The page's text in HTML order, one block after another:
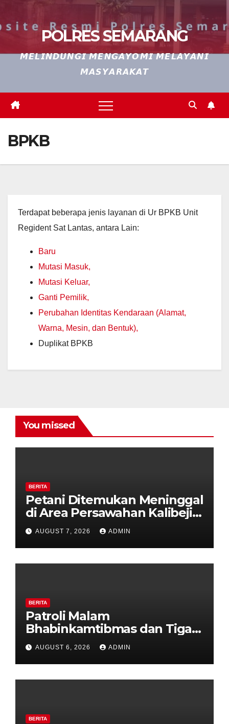
POLRES SEMARANG
𝙈𝙀𝙇𝙄𝙉𝘿𝙐𝙉𝙂𝙄 𝙈𝙀𝙉𝙂𝘼𝙔𝙊𝙈𝙄 𝙈𝙀𝙇𝘼𝙔𝘼𝙉𝙄
𝙈𝘼𝙎𝙔𝘼𝙍𝘼𝙆𝘼𝙏
BPKB
Terdapat beberapa jenis layanan di Ur BPKB Unit
Regident Sat Lantas, antara Lain:
Baru
Mutasi Masuk,
Mutasi Keluar,
Ganti Pemilik,
Perubahan Identitas Kendaraan (Alamat,
Warna, Mesin, dan Bentuk),
Duplikat BPKB
You missed
BERITA
Petani Ditemukan Meninggal
di Area Persawahan Kalibeji,
Polisi Pastikan Tidak Ada
Tanda Kekerasan
AUGUST 7, 2026 ADMIN
BERITA
Patroli Malam
Bhabinkamtibmas dan Tiga
Pilar Kelurahan Ungaran
Perkuat Kamtibmas, Warga
Diajak Aktifkan Ronda
AUGUST 6, 2026 ADMIN
BERITA